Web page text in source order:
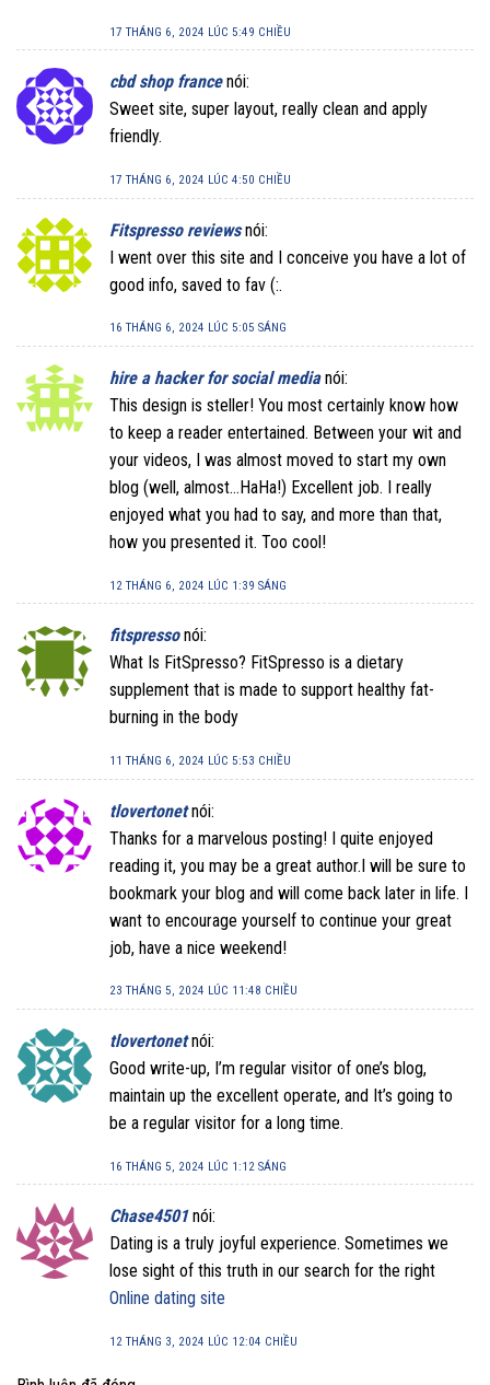
17 THÁNG 6, 2024 LÚC 5:49 CHIỀU
cbd shop france nói:
Sweet site, super layout, really clean and apply
friendly.
17 THÁNG 6, 2024 LÚC 4:50 CHIỀU
Fitspresso reviews nói:
I went over this site and I conceive you have a lot of
good info, saved to fav (:.
16 THÁNG 6, 2024 LÚC 5:05 SÁNG
hire a hacker for social media nói:
This design is steller! You most certainly know how
to keep a reader entertained. Between your wit and
your videos, I was almost moved to start my own
blog (well, almost…HaHa!) Excellent job. I really
enjoyed what you had to say, and more than that,
how you presented it. Too cool!
12 THÁNG 6, 2024 LÚC 1:39 SÁNG
fitspresso nói:
What Is FitSpresso? FitSpresso is a dietary
supplement that is made to support healthy fat-
burning in the body
11 THÁNG 6, 2024 LÚC 5:53 CHIỀU
tlovertonet nói:
Thanks for a marvelous posting! I quite enjoyed
reading it, you may be a great author.I will be sure to
bookmark your blog and will come back later in life. I
want to encourage yourself to continue your great
job, have a nice weekend!
23 THÁNG 5, 2024 LÚC 11:48 CHIỀU
tlovertonet nói:
Good write-up, I’m regular visitor of one’s blog,
maintain up the excellent operate, and It’s going to
be a regular visitor for a long time.
16 THÁNG 5, 2024 LÚC 1:12 SÁNG
Chase4501 nói:
Dating is a truly joyful experience. Sometimes we
lose sight of this truth in our search for the right
Online dating site
12 THÁNG 3, 2024 LÚC 12:04 CHIỀU